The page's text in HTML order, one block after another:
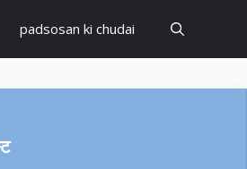
padsosan ki chudai